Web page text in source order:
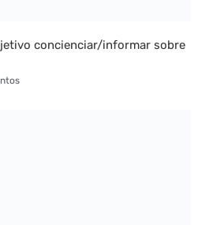
concienciar/informar sobre